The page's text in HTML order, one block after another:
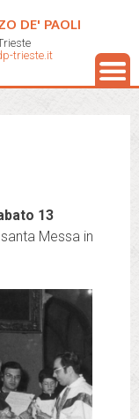
DE' PAOLI
trieste.it
13
santa Messa in